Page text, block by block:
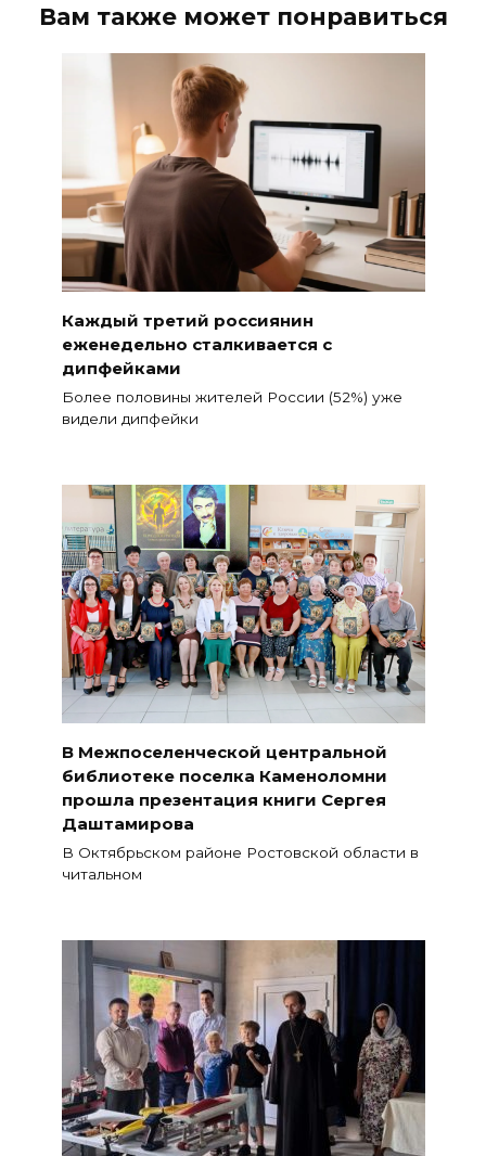
Вам также может понравиться
Каждый третий россиянин
еженедельно сталкивается с
дипфейками
Более половины жителей России (52%) уже
видели дипфейки
В Межпоселенческой центральной
библиотеке поселка Каменоломни
прошла презентация книги Сергея
Даштамирова
В Октябрьском районе Ростовской области в
читальном